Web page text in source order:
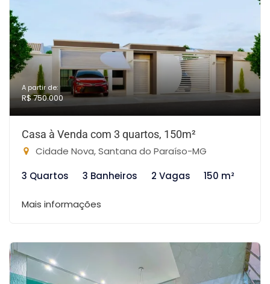
A partir de:
R$ 750.000
Casa à Venda com 3 quartos, 150m²
Cidade Nova, Santana do Paraíso-MG
3 Quartos
3 Banheiros 2 Vagas 150 m²
Mais informações